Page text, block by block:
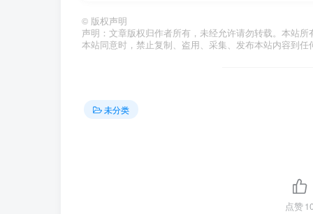
© 版权声明
声明：文章版权归作者所有，未经允许请勿转载。本站
本站同意时，禁止复制、盗用、采集、发布本站内容到
未分类
点赞